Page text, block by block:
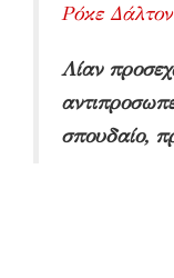
Ρόκε Δάλτον
Λίαν
σπουδαίο,